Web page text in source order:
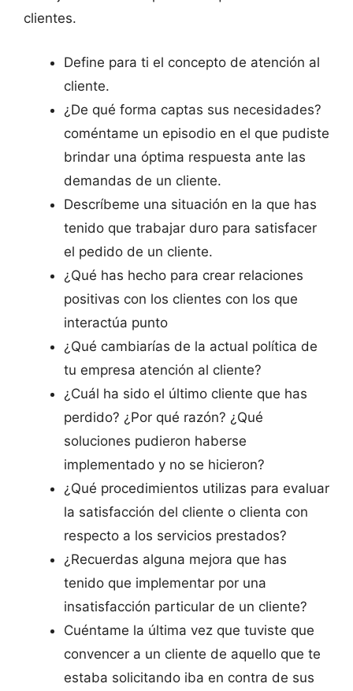
clientes.
Define para ti el concepto de atención al
cliente.
¿De qué forma captas sus necesidades?
coméntame un episodio en el que pudiste
brindar una óptima respuesta ante las
demandas de un cliente.
Descríbeme una situación en la que has
tenido que trabajar duro para satisfacer
el pedido de un cliente.
¿Qué has hecho para crear relaciones
positivas con los clientes con los que
interactúa punto
¿Qué cambiarías de la actual política de
tu empresa atención al cliente?
¿Cuál ha sido el último cliente que has
perdido? ¿Por qué razón? ¿Qué
soluciones pudieron haberse
implementado y no se hicieron?
¿Qué procedimientos utilizas para evaluar
la satisfacción del cliente o clienta con
respecto a los servicios prestados?
¿Recuerdas alguna mejora que has
tenido que implementar por una
insatisfacción particular de un cliente?
Cuéntame la última vez que tuviste que
convencer a un cliente de aquello que te
estaba solicitando iba en contra de sus